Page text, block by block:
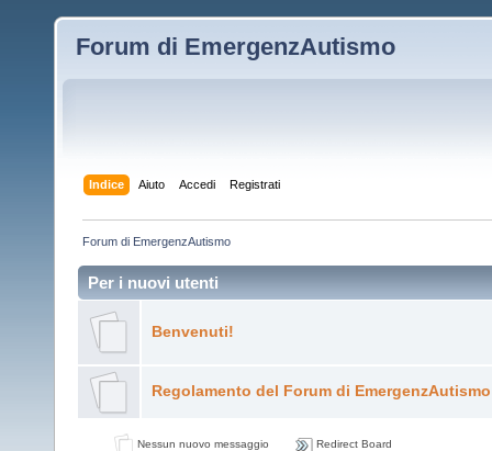
Forum di EmergenzAutismo
Indice Aiuto Accedi Registrati
Forum di EmergenzAutismo
Per i nuovi utenti
Benvenuti!
Regolamento del Forum di EmergenzAutismo
Nessun nuovo messaggio Redirect Board